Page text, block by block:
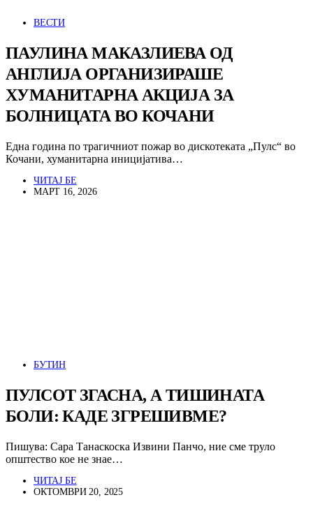
ВЕСТИ
ПАУЛИНА МАКАЗЛИЕВА ОД
АНГЛИЈА ОРГАНИЗИРАШЕ
ХУМАНИТАРНА АКЦИЈА ЗА
БОЛНИЦАТА ВО КОЧАНИ
Една година по трагичниот пожар во дискотеката „Пулс“ во
Кочани, хуманитарна иницијатива…
ЧИТАЈ БЕ
МАРТ 16, 2026
БУТИН
ПУЛСОТ ЗГАСНА, А ТИШИНАТА
БОЛИ: КАДЕ ЗГРЕШИВМЕ?
Пишува: Сара Танаскоска Извини Панчо, ние сме труло
општество кое не знае…
ЧИТАЈ БЕ
ОКТОМВРИ 20, 2025